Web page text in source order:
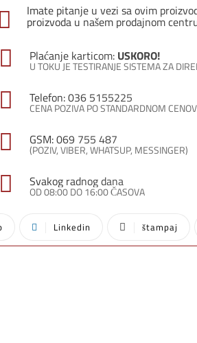
Imate pitanje u vezi sa ovim
proizvoda u našem prodajnom
Plaćanje karticom: USKORO!
U TOKU JE TESTIRANJE SISTEMA ZA
Telefon: 036 5155225
CENA POZIVA PO STANDARDNOM
GSM: 069 755 487
(POZIV, VIBER, WHATSUP, MESSINGER)
Svakog radnog dana
OD 08:00 DO 16:00 ČASOVA
Linkedin štampaj